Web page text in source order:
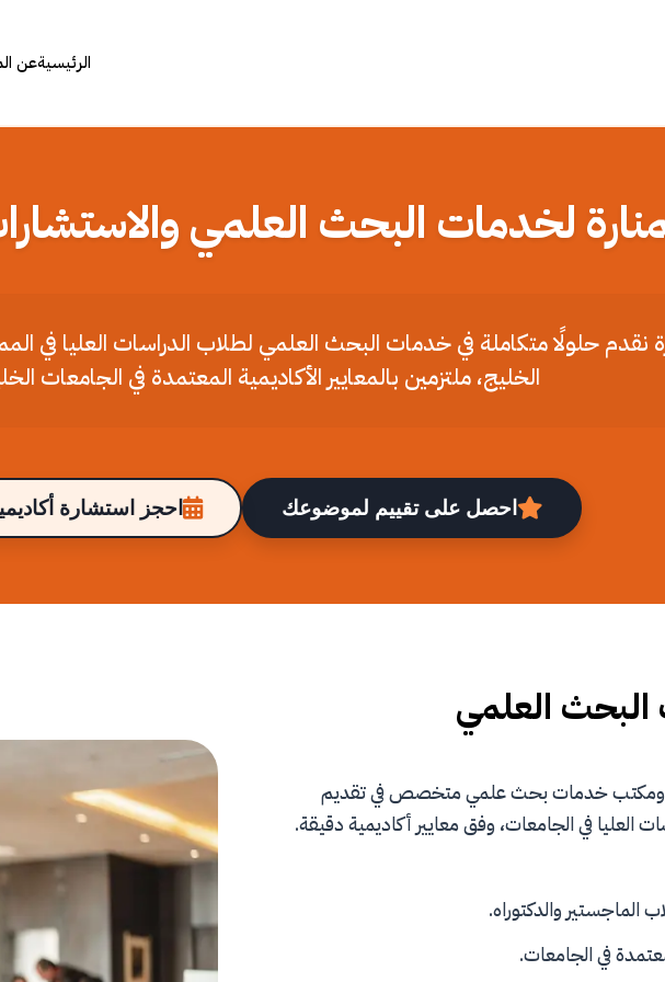
الرئيسيةعن
لخدمات البحث العلمي
نقدم حلولًا متكاملة في خدمات البحث العلمي لطلاب الدراسات العليا في
الخليج، ملتزمين بالمعايير الأكاديمية المعتمدة في الجامعات
احصل على تقييم لموضوعك احجز استشارة
العلمي
ومكتب خدمات بحث علمي متخصص في تقديم
في الجامعات، وفق معايير أكاديمية دقيقة.
الماجستير والدكتوراه.
في الجامعات.